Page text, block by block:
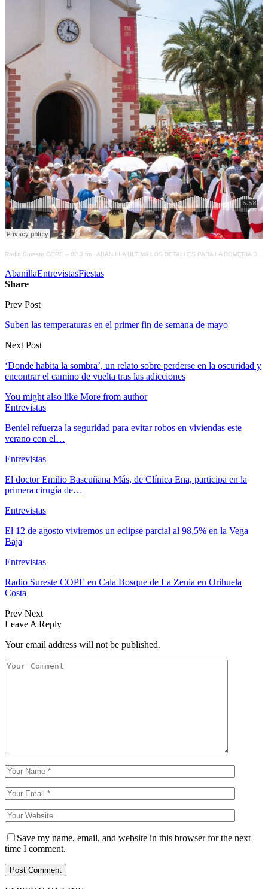
Radio Sureste COPE – 88.3 fm · ABANILLA ULTIMA LOS DETALLES PARA LA ROMERIA DE LA SANTA CRUZ QUE CONTARÁ ESTE AÑO CON MÁS DE 300 TIRADORES
AbanillaEntrevistasFiestas
Share
Prev Post
Suben las temperaturas en el primer fin de semana de mayo
Next Post
‘Donde habita la sombra’, un relato sobre perderse en la oscuridad y
encontrar el camino de vuelta tras las adicciones
You might also like More from author
Entrevistas
Beniel refuerza la seguridad para evitar robos en viviendas este
verano con el…
Entrevistas
El doctor Emilio Bascuñana Más, de Clínica Ena, participa en la
primera cirugía de…
Entrevistas
El 12 de agosto viviremos un eclipse parcial al 98,5% en la Vega
Baja
Entrevistas
Radio Sureste COPE en Cala Bosque de La Zenia en Orihuela
Costa
Prev Next
Leave A Reply
Your email address will not be published.
Save my name, email, and website in this browser for the next
time I comment.